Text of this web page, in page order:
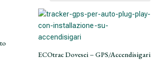
ECOtrac Dovesei – GPS/Accendisigari